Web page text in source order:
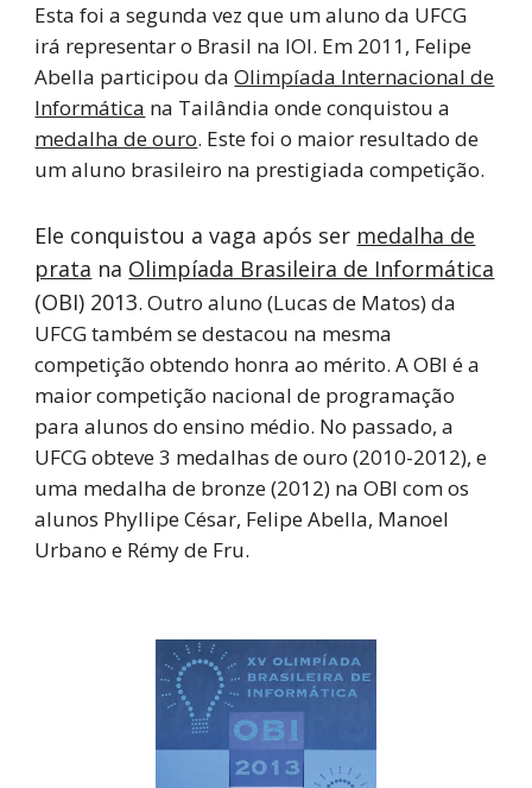
Esta foi a segunda vez que um aluno da UFCG
irá representar o Brasil na IOI. Em 2011, Felipe
Abella participou da Olimpíada Internacional de
Informática na Tailândia onde conquistou a
medalha de ouro. Este foi o maior resultado de
um aluno brasileiro na prestigiada competição.
Ele conquistou a vaga após ser medalha de
prata na Olimpíada Brasileira de Informática
(OBI) 2013. Outro aluno (Lucas de Matos) da
UFCG também se destacou na mesma
competição obtendo honra ao mérito. A OBI é a
maior competição nacional de programação
para alunos do ensino médio. No passado, a
UFCG obteve 3 medalhas de ouro (2010-2012), e
uma medalha de bronze (2012) na OBI com os
alunos Phyllipe César, Felipe Abella, Manoel
Urbano e Rémy de Fru.